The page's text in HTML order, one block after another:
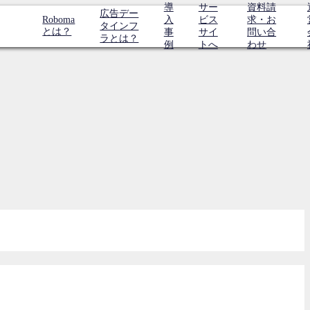
Roboma
とは？
広告デー
タインフ
ラとは？
導
入
事
例
サー
ビス
サイ
トへ
資料請
求・お
問い合
わせ